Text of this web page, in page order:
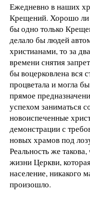
Ежедневно в наших
Крещений. Хорошо ли
бы одно только
делало бы людей
христианами, то за
времени снятия
бы воцерковлена вся
процветала и могла
прямое
успехом заниматься
новоиспеченные
демонстрации с
новых храмов под
Реальность же
жизни Церкви,
население, никакого
произошло.